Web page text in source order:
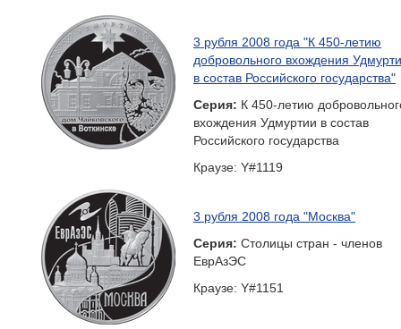
3 рубля 2008 года "К 450-летию
добровольного вхождения
в состав Российского государства"
Серия: К 450-летию
вхождения Удмуртии в состав
Российского государства
Краузе: Y#1119
3 рубля 2008 года "Москва"
Серия: Столицы стран - членов
ЕврАзЭС
Краузе: Y#1151